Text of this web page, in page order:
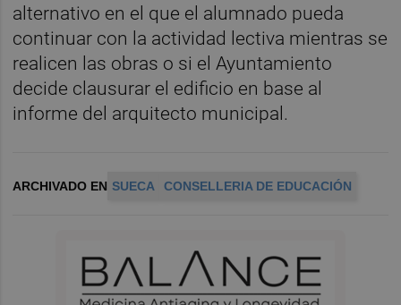
alternativo en el que el alumnado pueda
continuar con la actividad lectiva mientras se
realicen las obras o si el Ayuntamiento
decide clausurar el edificio en base al
informe del arquitecto municipal.
ARCHIVADO EN SUECA CONSELLERIA DE EDUCACIÓN